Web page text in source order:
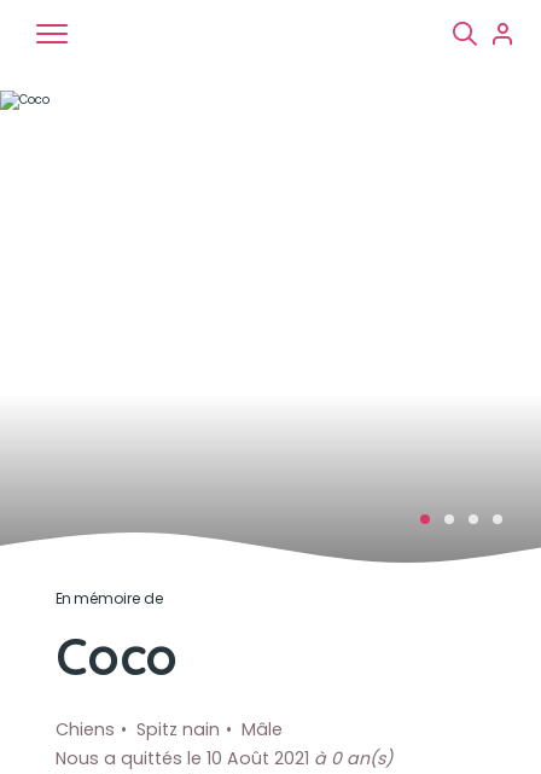
En mémoire de
Coco
Chiens Spitz nain
Mâle
Nous a quittés le 10 Août 2021 à 0 an(s)